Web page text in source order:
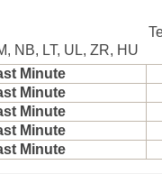
NB, LT, UL, ZR, HU
Minute
Minute
Minute
Minute
Minute